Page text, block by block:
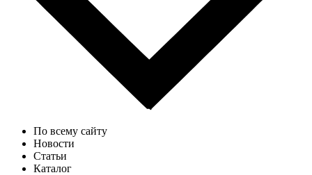
По всему сайту
Новости
Статьи
Каталог